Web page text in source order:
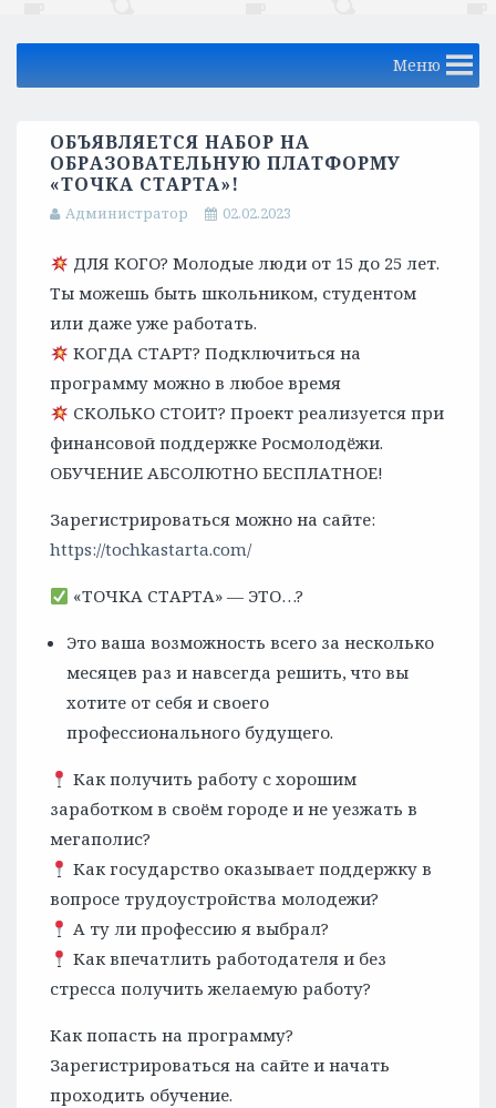
Меню
ОБЪЯВЛЯЕТСЯ НАБОР НА
ОБРАЗОВАТЕЛЬНУЮ ПЛАТФОРМУ
«ТОЧКА СТАРТА»!
Администратор 02.02.2023
ДЛЯ КОГО? Молодые люди от 15 до 25 лет.
Ты можешь быть школьником, студентом
или даже уже работать.
КОГДА СТАРТ? Подключиться на
программу можно в любое время
СКОЛЬКО СТОИТ? Проект реализуется при
финансовой поддержке Росмолодёжи.
ОБУЧЕНИЕ АБСОЛЮТНО БЕСПЛАТНОЕ!
Зарегистрироваться можно на сайте:
https://tochkastarta.com/
«ТОЧКА СТАРТА» — ЭТО…?
Это ваша возможность всего за несколько
месяцев раз и навсегда решить, что вы
хотите от себя и своего
профессионального будущего.
Как получить работу с хорошим
заработком в своём городе и не уезжать в
мегаполис?
Как государство оказывает поддержку в
вопросе трудоустройства молодежи?
А ту ли профессию я выбрал?
Как впечатлить работодателя и без
стресса получить желаемую работу?
Как попасть на программу?
Зарегистрироваться на сайте и начать
проходить обучение.